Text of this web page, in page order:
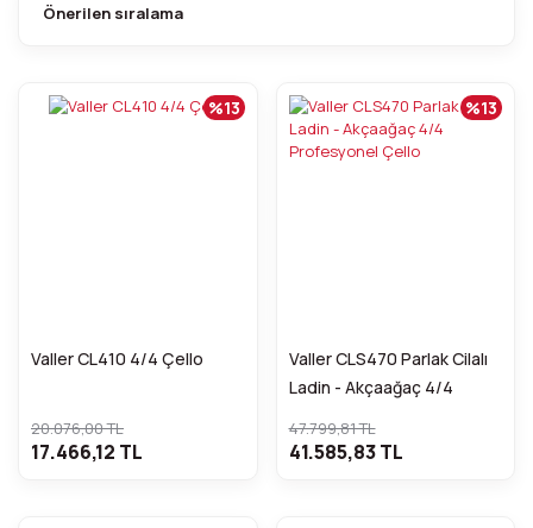
Valler CL410 4/4 Çello
%13
20.076,00 TL
17.466,12 TL
Valler CLS470 Parlak Cilalı
Ladin - Akçaağaç 4/4
%13
47.799,81 TL
41.585,83 TL